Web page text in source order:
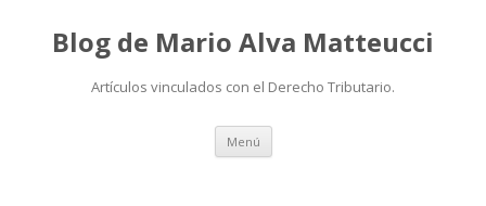
Blog de Mario Alva Matteucci
Artículos vinculados con el Derecho Tributario.
Menú Ir
contenido